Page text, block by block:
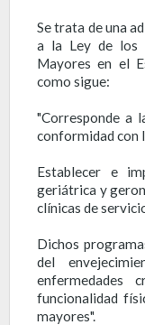
Se trata de una
a la Ley de los
Mayores en el
como sigue:
"Corresponde a
conformidad con
Establecer e
geriátrica y
clínicas de
Dichos
del
enfermedades
funcionalidad
mayores".